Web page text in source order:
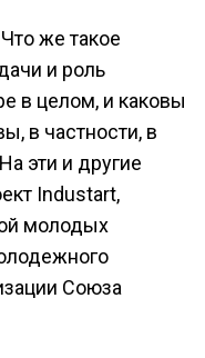
же такое
и роль
в целом, и каковы
в частности, в
эти и другие
Industart,
молодых
Союза